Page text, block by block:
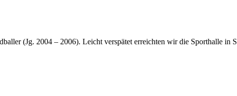
(Jg. 2004 – 2006). Leicht verspätet erreichten wir die Sporthalle in